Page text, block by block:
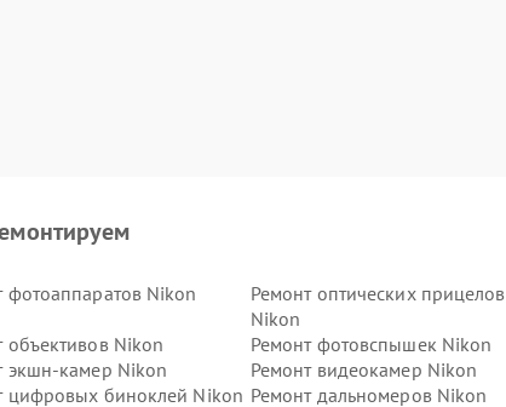
фотоаппаратов Nikon
Ремонт оптических прицелов
Nikon
объективов Nikon
Ремонт фотовспышек Nikon
экшн-камер Nikon
Ремонт видеокамер Nikon
цифровых биноклей Nikon Ремонт дальномеров Nikon